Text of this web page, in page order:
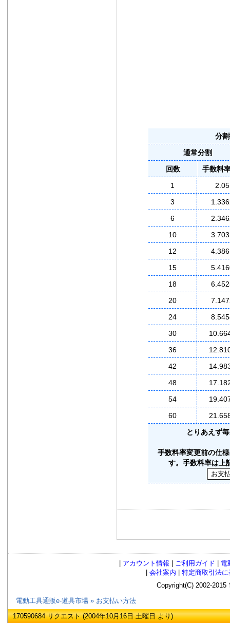
分
通常分割
回数
手数料
1
2.05
3
6
10
12
15
18
20
24
30
36
42
48
54
60
とりあえず
手数料率変更前の仕
す。手数料率は上
アカウント情報 ご利用ガイド
電
会社案内
特定商取引法
Copyright(C) 2002-
電動工具通販e-道具市場 » お支払い方法
170590684 リクエスト (2004年10月16日 土曜日 より)